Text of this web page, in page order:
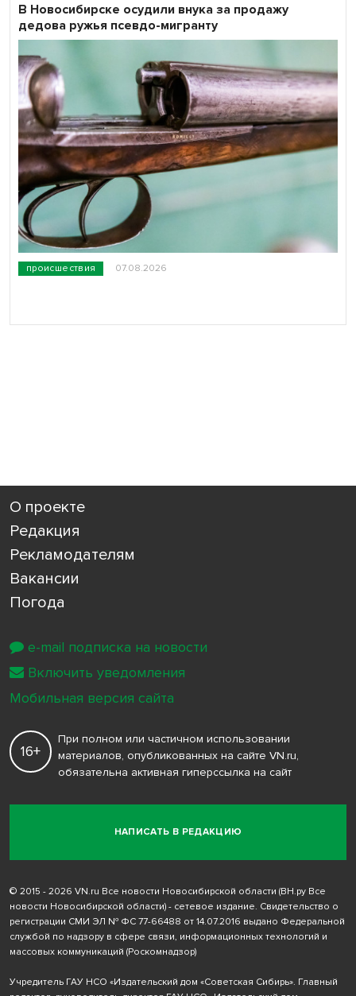
происшествия 07.08.2026
В Новосибирске осудили внука за продажу
дедова ружья псевдо-мигранту
О проекте
Редакция
Рекламодателям
Вакансии
Погода
НАПИСАТЬ В РЕДАКЦИЮ
16+
При полном или частичном использовании
материалов, опубликованных на сайте VN.ru,
обязательна активная гиперссылка на сайт
© 2015 - 2026 VN.ru Все новости Новосибирской области (ВН.ру Все
новости Новосибирской области) - сетевое издание. Свидетельство о
регистрации СМИ ЭЛ № ФС 77-66488 от 14.07.2016 выдано Федеральной
службой по надзору в сфере связи, информационных технологий и
массовых коммуникаций (Роскомнадзор)
Учредитель ГАУ НСО «Издательский дом «Советская Сибирь». Главный
e-mail подписка на новости
Включить уведомления
Мобильная версия сайта